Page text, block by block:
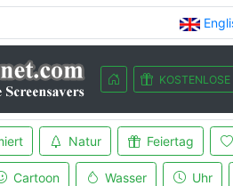
Natur Feiertag
Cartoon Wasser Uhr